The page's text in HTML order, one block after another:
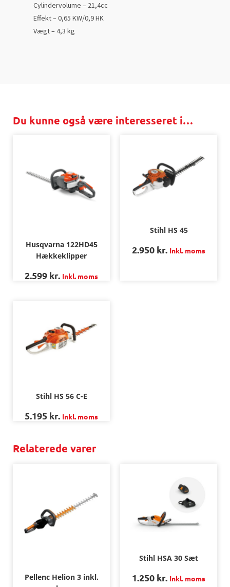
Cylindervolume – 21,4cc
Effekt – 0,65 KW/0,9 HK
Vægt – 4,3 kg
Du kunne også være interesseret i…
Husqvarna 122HD45
Hækkeklipper
2.599 kr. Inkl. moms
Stihl HS 45
2.950 kr. Inkl. moms
Stihl HS 56 C-E
5.195 kr. Inkl. moms
Relaterede varer
Pellenc Helion 3 inkl.
Stihl HSA 30 Sæt
1.250 kr. Inkl. moms